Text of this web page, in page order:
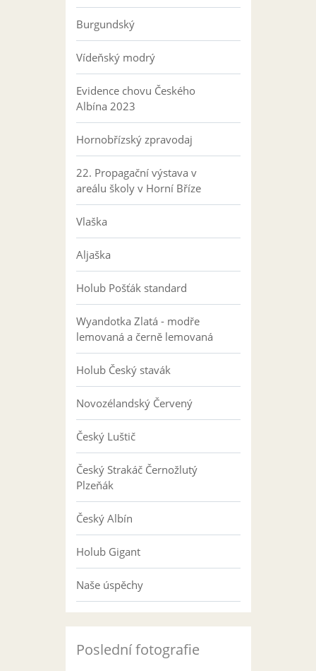
Burgundský
Vídeňský modrý
Evidence chovu Českého
Albína 2023
Hornobřízský zpravodaj
22. Propagační výstava v
areálu školy v Horní Bříze
Vlaška
Aljaška
Holub Pošťák standard
Wyandotka Zlatá - modře
lemovaná a černě lemovaná
Holub Český stavák
Novozélandský Červený
Český Luštič
Český Strakáč Černožlutý
Plzeňák
Český Albín
Holub Gigant
Naše úspěchy
Poslední fotografie